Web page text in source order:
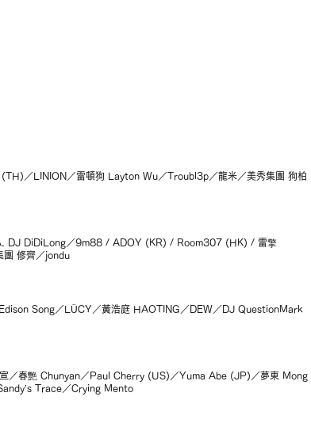
／LINION／雷頓狗 Layton Wu／Troubl3p／龍米／美秀集團 狗柏
DJ DiDiLong／9m88 / ADOY (KR) / Room307 (HK) / 雷擎
團 修齊／jondu
Song／LÜCY／黃浩庭 HAOTING／DEW／DJ QuestionMark
／春艷 Chunyan／Paul Cherry (US)／Yuma Abe (JP)／夢東 Mong
Trace／Crying Mento